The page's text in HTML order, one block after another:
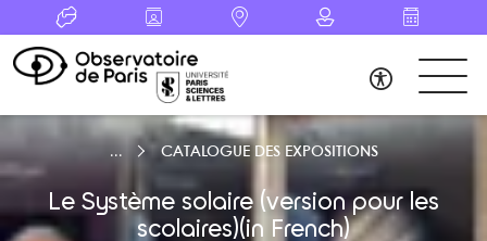
CATALOGUE DES EXPOSITIONS
Le Système solaire (version pour les
scolaires)(in French)